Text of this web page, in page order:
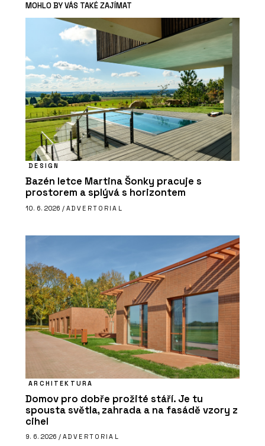
MOHLO BY VÁS TAKÉ ZAJÍMAT
DESIGN
Bazén letce Martina Šonky pracuje s
prostorem a splývá s horizontem
10. 6. 2026 / ADVERTORIAL
ARCHITEKTURA
Domov pro dobře prožité stáří. Je tu
spousta světla, zahrada a na fasádě vzory z
cihel
9. 6. 2026 / ADVERTORIAL